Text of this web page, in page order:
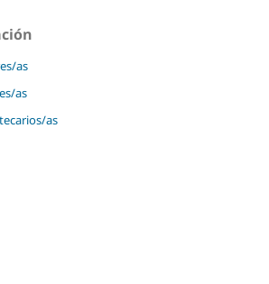
as
as
as